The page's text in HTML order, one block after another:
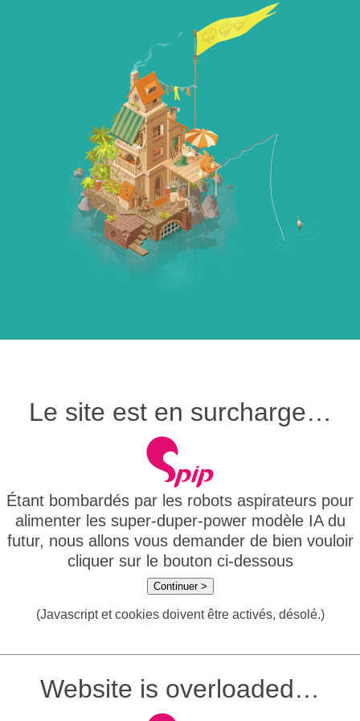
Le site est en surcharge…
Étant bombardés par les robots aspirateurs pour
alimenter les super-duper-power modèle IA du
futur, nous allons vous demander de bien vouloir
cliquer sur le bouton ci-dessous
Continuer >
(Javascript et cookies doivent être activés, désolé.)
Website is overloaded…